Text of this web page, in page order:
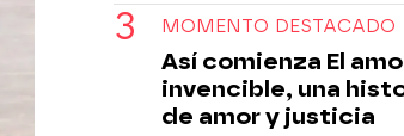
MOMENTO DESTACADO
Así comienza El
invencible, una
de amor y justicia